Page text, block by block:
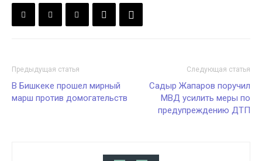
Предыдущая статья
В Бишкеке прошел мирный
марш против домогательств
Следующая статья
Садыр Жапаров поручил
МВД усилить меры по
предупреждению ДТП